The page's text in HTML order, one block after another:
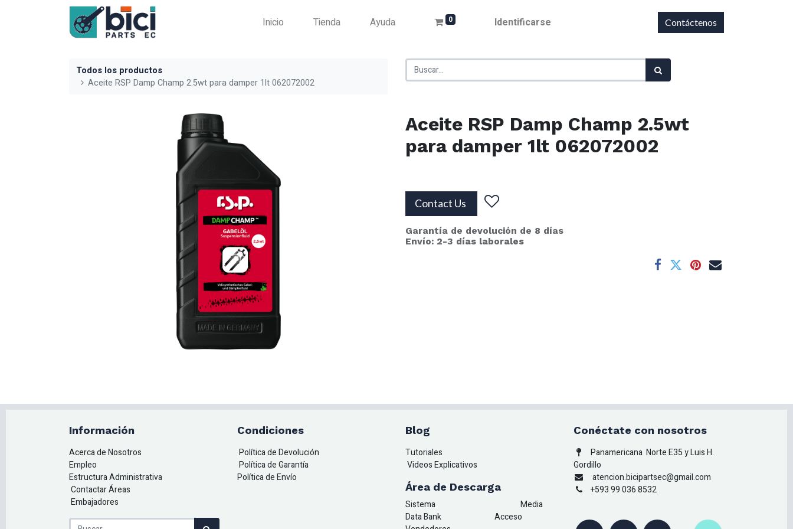
Inicio Tienda Ayuda 0 Identificarse Contáctenos
Todos los productos
Aceite RSP Damp Champ 2.5wt para damper 1lt 062072002
Aceite RSP Damp Champ 2.5wt
para damper 1lt 062072002
Contact Us
Garantía de devolución de 8 días
Envío: 2-3 días laborales
Información
Acerca de Nosotros
Empleo
Estructura Administrativa
Contactar Áreas
Embajadores
Condiciones
Política de Devolución
Política de Garantía
Política de Envío
Blog
Tutoriales
Videos Explicativos
Área de Descarga
Sistema
Media
Data Bank
Acceso
Conéctate con nosotros
Panamericana Norte E35 y Luis H.
Gordillo
atencion.bicipartsec@gmail.com
+593 99 036 8532